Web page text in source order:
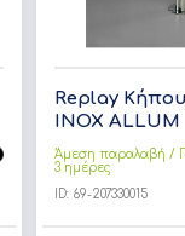
Replay Κήπου
INOX ALLUM
Άμεση παραλαβή /
3 ημέρες
ID: 69-207330015